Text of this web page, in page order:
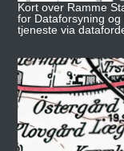
Kort over Ramme
for Dataforsyning
tjeneste via